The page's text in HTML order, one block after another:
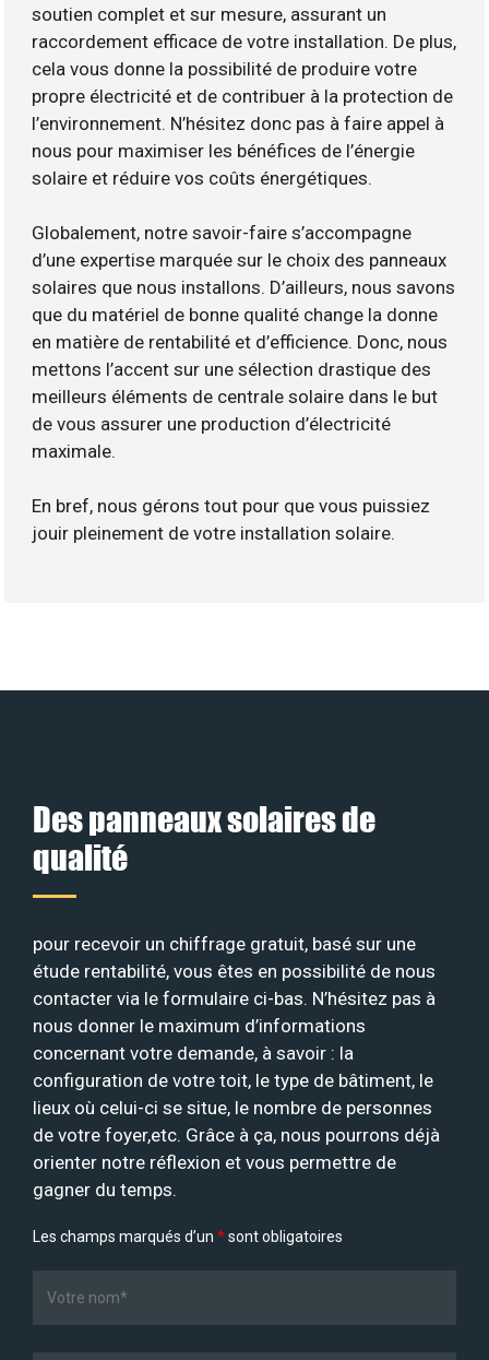
soutien complet et sur mesure, assurant un
raccordement efficace de votre installation. De plus,
cela vous donne la possibilité de produire votre
propre électricité et de contribuer à la protection de
l’environnement. N’hésitez donc pas à faire appel à
nous pour maximiser les bénéfices de l’énergie
solaire et réduire vos coûts énergétiques.
Globalement, notre savoir-faire s’accompagne
d’une expertise marquée sur le choix des panneaux
solaires que nous installons. D’ailleurs, nous savons
que du matériel de bonne qualité change la donne
en matière de rentabilité et d’efficience. Donc, nous
mettons l’accent sur une sélection drastique des
meilleurs éléments de centrale solaire dans le but
de vous assurer une production d’électricité
maximale.
En bref, nous gérons tout pour que vous puissiez
jouir pleinement de votre installation solaire.
Des panneaux solaires de
qualité
pour recevoir un chiffrage gratuit, basé sur une
étude rentabilité, vous êtes en possibilité de nous
contacter via le formulaire ci-bas. N’hésitez pas à
nous donner le maximum d’informations
concernant votre demande, à savoir : la
configuration de votre toit, le type de bâtiment, le
lieux où celui-ci se situe, le nombre de personnes
de votre foyer,etc. Grâce à ça, nous pourrons déjà
orienter notre réflexion et vous permettre de
gagner du temps.
Les champs marqués d’un *sont obligatoires